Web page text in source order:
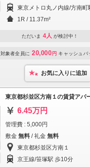
東京メトロ丸ノ内線/方南町
1R / 11.37m²
ただいま 4人 が検討中！
対象者全員に 20,000 円 キャッシュバ
お気に入りに追加
東京都杉並区方南１の賃貸アパ
6.45万円
管理費 : 5,000円
敷金 無料 / 礼金 無料
東京都杉並区方南１
京王線/笹塚駅 歩10分